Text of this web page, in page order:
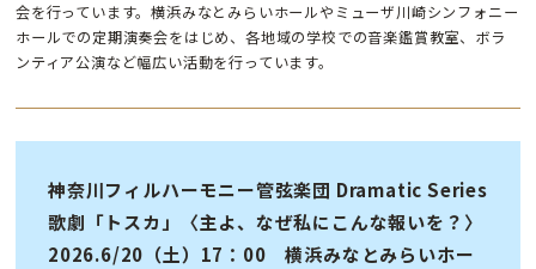
会を行っています。横浜みなとみらいホールやミューザ川崎シンフォニー
ホールでの定期演奏会をはじめ、各地域の学校での音楽鑑賞教室、ボラ
ンティア公演など幅広い活動を行っています。
神奈川フィルハーモニー管弦楽団 Dramatic Series
歌劇「トスカ」〈主よ、なぜ私にこんな報いを？〉
2026.6/20（土）17：00 横浜みなとみらいホー